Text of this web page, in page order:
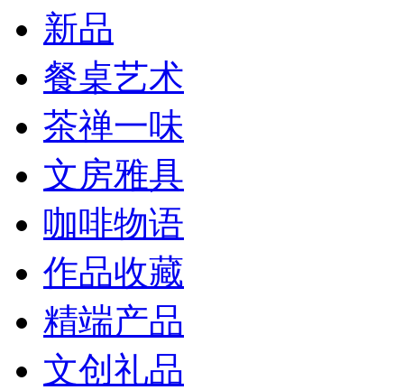
新品
餐桌艺术
茶禅一味
文房雅具
咖啡物语
作品收藏
精端产品
文创礼品